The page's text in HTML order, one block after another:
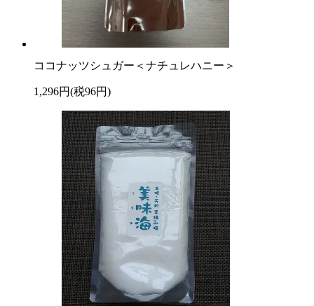
ココナッツシュガー＜ナチュレハニー＞
1,296円(税96円)